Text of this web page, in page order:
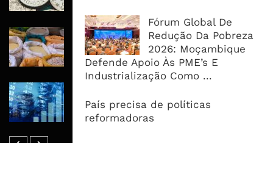
Fórum Global De
Redução Da Pobreza
2026: Moçambique
Defende Apoio Às PME’s E
Industrialização Como ...
País precisa de políticas
reformadoras
Commodities Agrícolas Entram Numa
Nova Fase de Risco Após Meses de
Oferta Confortável
PIB e Pressão Desloca-se Para o
Endividamento Interno